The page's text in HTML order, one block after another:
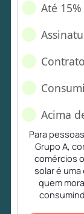
Até
Acima
Para
Grupo A,
comércios
solar é
quem